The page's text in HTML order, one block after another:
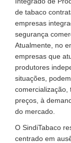
de tabaco
empresas
segurança
Atualmente, no
empresas que
produtores
situações,
comercialização,
preços, à
do mercado.
O SindiTabaco
centrado em